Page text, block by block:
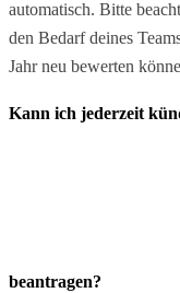
automatisch. Bitte
den Bedarf deines
Jahr neu bewerten
Kann ich jederzeit
beantragen?